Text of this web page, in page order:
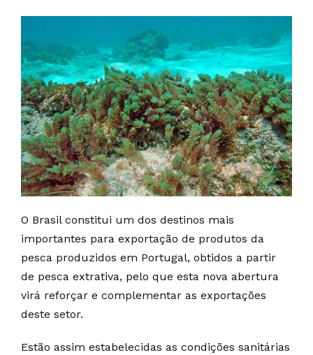
O Brasil constitui um dos destinos mais
importantes para exportação de produtos da
pesca produzidos em Portugal, obtidos a partir
de pesca extrativa, pelo que esta nova abertura
virá reforçar e complementar as exportações
deste setor.
Estão assim estabelecidas as condições sanitárias